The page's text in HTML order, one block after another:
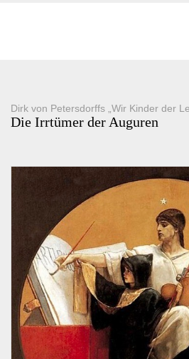
Dirk von Petersdorffs „Wir Kinder der
Die Irrtümer der Auguren